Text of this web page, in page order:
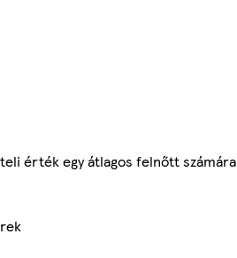
érték egy átlagos felnőtt számára